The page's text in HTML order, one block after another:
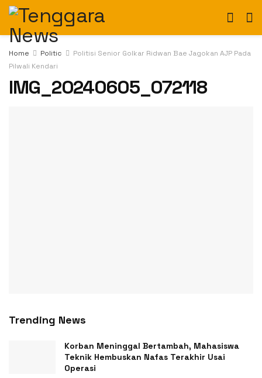
Home Politic
Politisi Senior Golkar Ridwan Bae Jagokan AJP Pada
Pilwali Kendari
IMG_20240605_072118
Trending News
Korban Meninggal Bertambah, Mahasiswa
Teknik Hembuskan Nafas Terakhir Usai
Operasi